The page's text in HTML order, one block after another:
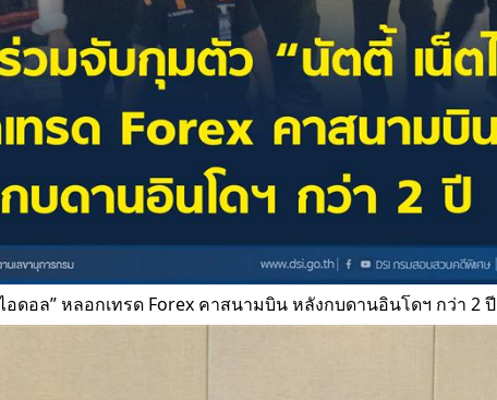
อดอล” หลอกเทรด Forex คาสนามบิน หลังกบดานอินโดฯ กว่า 2 ปี